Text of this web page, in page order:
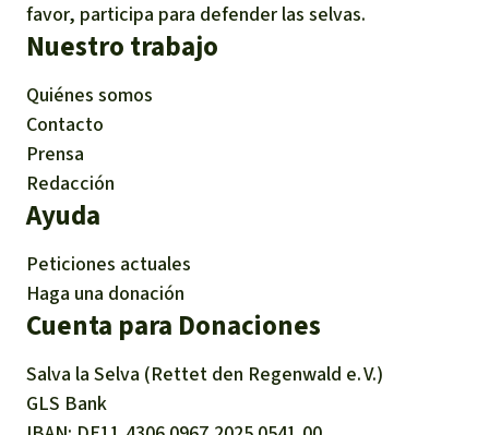
favor, participa para defender las selvas.
Nuestro trabajo
Quiénes somos
Contacto
Prensa
Redacción
Ayuda
Peticiones actuales
Haga una donación
Cuenta para Donaciones
Salva la Selva (Rettet den Regenwald e. V.)
GLS Bank